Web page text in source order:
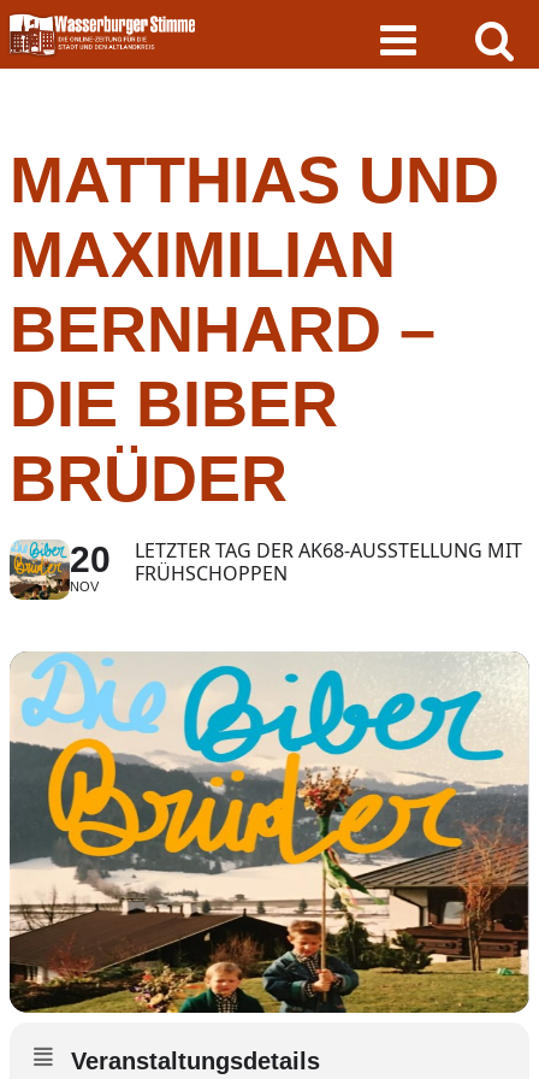
Skip
to
content
MATTHIAS UND
MAXIMILIAN
BERNHARD –
DIE BIBER
BRÜDER
20
NOV
LETZTER TAG DER AK68-AUSSTELLUNG MIT
FRÜHSCHOPPEN
Veranstaltungsdetails